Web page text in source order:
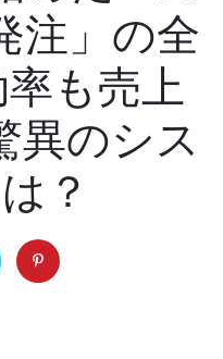
注」の全
も売上
異のシス
？